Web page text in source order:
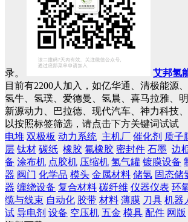
录。 艾邦氢
目前有2200人加入，如亿华通、清极能源
氢牛、氢璞、爱德曼、氢晨、喜马拉雅、
新源动力、巴拉德、现代汽车、神力科技
以按照标签筛选，请点击下方关键词试试
电堆 双极板 动力系统 主机厂 催化剂 质子
层 钛材 碳纸 橡胶 氟橡胶 密封件 石墨 边
备 涂布机 点胶机 压缩机 氢气罐 镀膜设备
器 阀门 化学品 模头 金属材料 储氢 固态储
器 缠绕设备 复合材料 碳纤维 仪器仪表 环
缆与线束 自动化 胶带 材料 薄膜 刀具 机器
试 导电剂 设备 空压机 五金 模具 配件 网版